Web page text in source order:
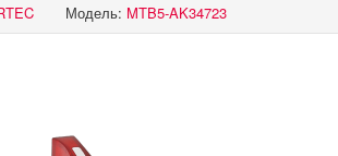
Модель: MTB5-AK34723